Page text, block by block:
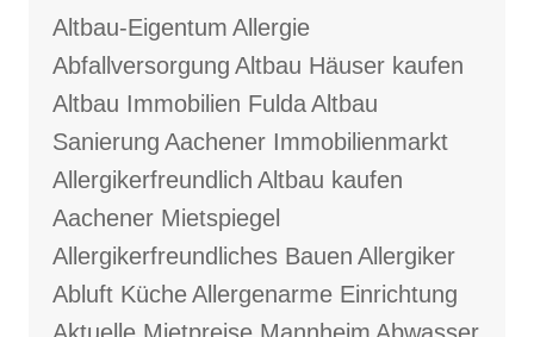
Altbau-Eigentum Allergie
Abfallversorgung Altbau Häuser kaufen
Altbau Immobilien FuldaAltbau
Sanierung Aachener Immobilienmarkt
Allergikerfreundlich Altbau kaufen
Aachener Mietspiegel
Allergikerfreundliches Bauen Allergiker
Abluft KücheAllergenarme Einrichtung